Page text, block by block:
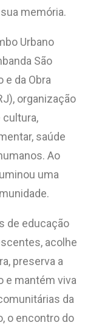
memória.
Urbano
São
e da Obra
organização
saúde
Ao
uma
de educação
acolhe
preserva a
e mantém viva
da
o encontro do